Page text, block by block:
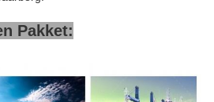
Pakket: